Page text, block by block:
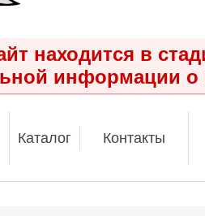
находится в
информации о
Каталог Контакты